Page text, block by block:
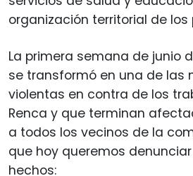
organización territorial de los
La primera semana de junio
se transformó en una de las
violentas en contra de los
Renca y que terminan
a todos los vecinos de la
que hoy queremos
hechos: